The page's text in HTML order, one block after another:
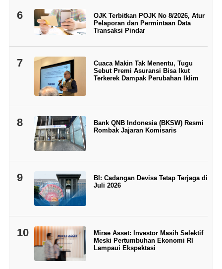
6
OJK Terbitkan POJK No 8/2026, Atur
Pelaporan dan Permintaan Data
Transaksi Pindar
7
Cuaca Makin Tak Menentu, Tugu
Sebut Premi Asuransi Bisa Ikut
Terkerek Dampak Perubahan Iklim
8
Bank QNB Indonesia (BKSW) Resmi
Rombak Jajaran Komisaris
9
BI: Cadangan Devisa Tetap Terjaga di
Juli 2026
10
Mirae Asset: Investor Masih Selektif
Meski Pertumbuhan Ekonomi RI
Lampaui Ekspektasi